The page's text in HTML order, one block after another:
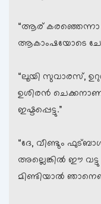
“ആര് കരഞ്ഞെന്നാ
ആകാംഷയോടെ
“ലൂയി സുവാരസ്,
ഉശിരന്‍
ഇഷ്ടപ്പെട്ടു.”
“ദേ, വീണ്ടും
അല്ലെങ്കില്‍ ഈ വട്ടു
മിണ്ടിയാല്‍